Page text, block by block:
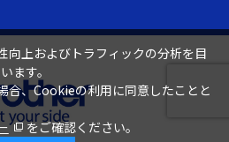
向上およびトラフィックの分析を目
ます。
合、Cookieの利用に同意したことと
をご確認ください。